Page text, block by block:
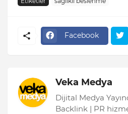
Facebook
Veka Medya
Dijital Medya
Backlink | PR